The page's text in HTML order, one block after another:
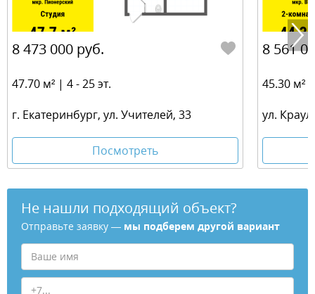
8 473 000 руб.
47.70 м² | 4 - 25 эт.
г. Екатеринбург, ул. Учителей, 33
Посмотреть
8 561
45.30 м² |
ул.
Не нашли подходящий объект?
Отправьте заявку — мы подберем другой вариант